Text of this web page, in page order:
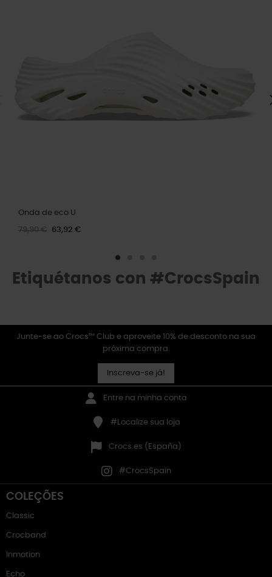
Onda de eco U
79,90 € 63,92 €
Etiquétanos con #CrocsSpain
Junte-se ao Crocs™ Club e aproveite 10% de desconto na sua
próxima compra.
Inscreva-se já!
Entre na minha conta
#Localize sua loja
Crocs.es (España)
#CrocsSpain
COLEÇÕES
Classic
Crocband
Inmotion
Echo